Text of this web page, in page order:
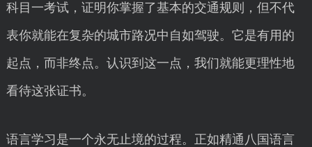
科目一考试，证明你掌握了基本的交通规则，但不代
表你就能在复杂的城市路况中自如驾驶。它是有用的
起点，而非终点。认识到这一点，我们就能更理性地
看待这张证书。
语言学习是一个永无止境的过程。正如精通八国语言